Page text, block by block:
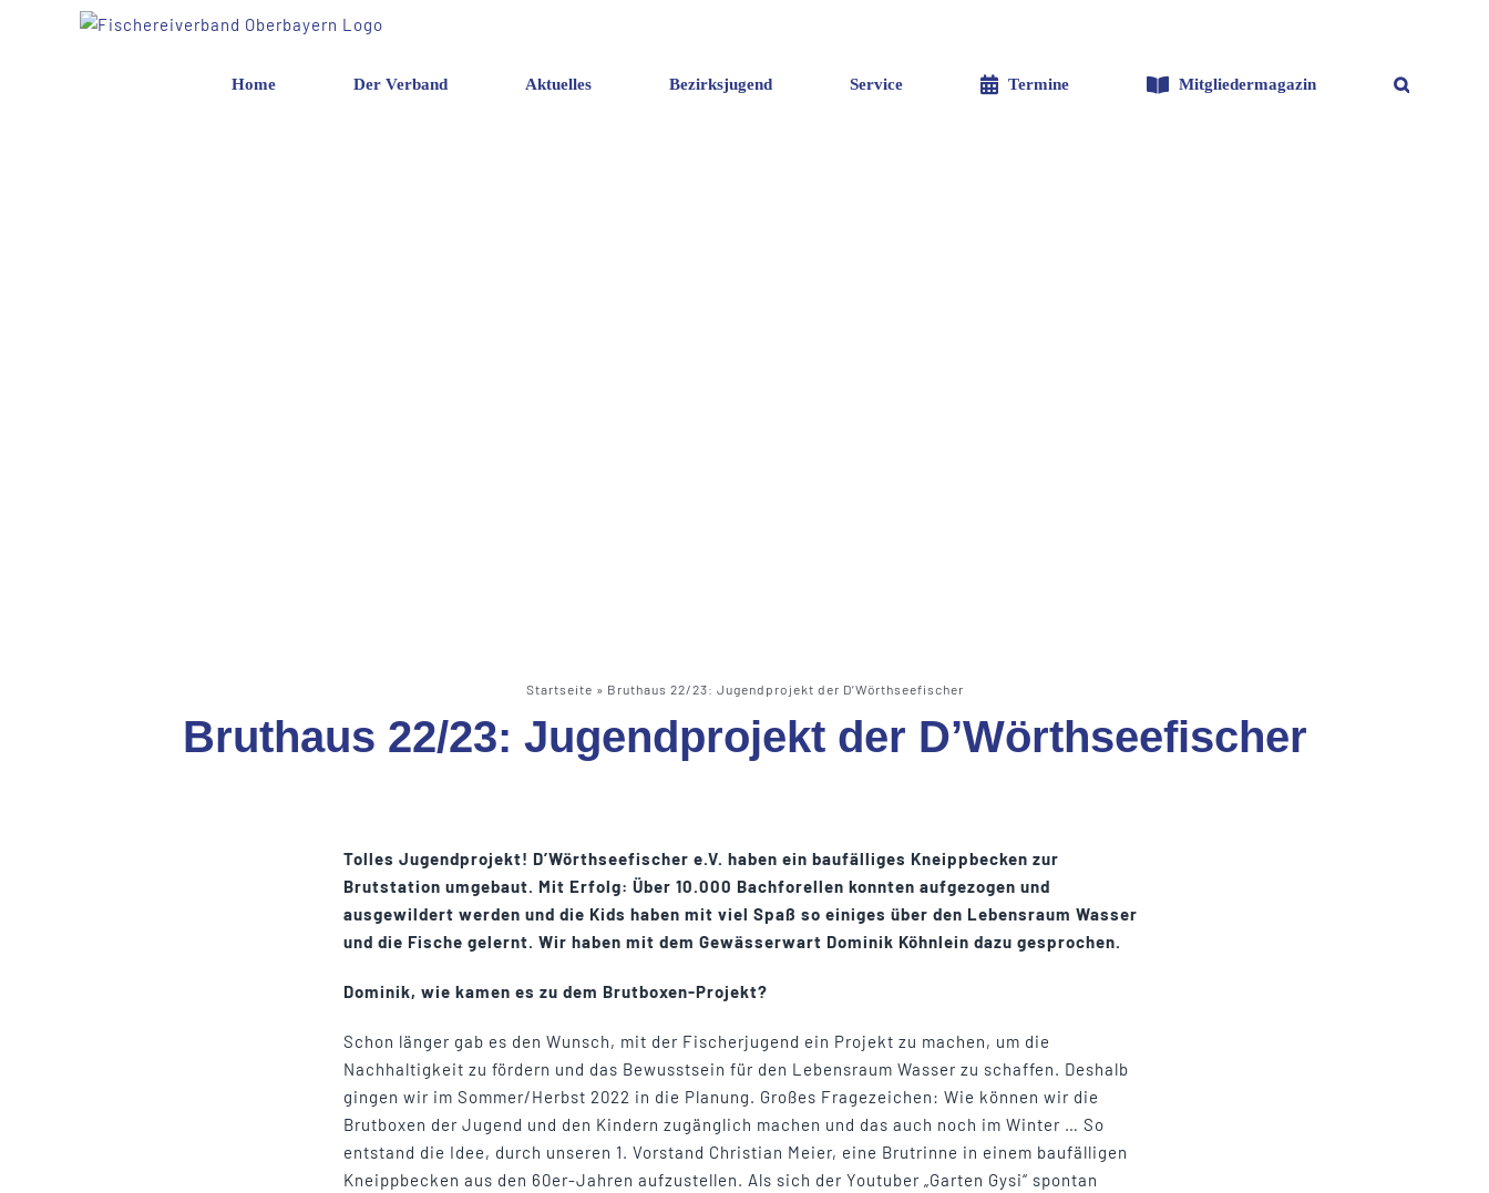
Home Der Verband Aktuelles Bezirksjugend Service Termine Mitgliedermagazin
Startseite » Bruthaus 22/23: Jugendprojekt der D’Wörthseefischer
Bruthaus 22/23: Jugendprojekt der D’Wörthseefischer
Tolles Jugendprojekt! D’Wörthseefischer e.V. haben ein baufälliges Kneippbecken zur
Brutstation umgebaut. Mit Erfolg: Über 10.000 Bachforellen konnten aufgezogen und
ausgewildert werden und die Kids haben mit viel Spaß so einiges über den Lebensraum Wasser
und die Fische gelernt. Wir haben mit dem Gewässerwart Dominik Köhnlein dazu gesprochen.
Dominik, wie kamen es zu dem Brutboxen-Projekt?
Schon länger gab es den Wunsch, mit der Fischerjugend ein Projekt zu machen, um die
Nachhaltigkeit zu fördern und das Bewusstsein für den Lebensraum Wasser zu schaffen. Deshalb
gingen wir im Sommer/Herbst 2022 in die Planung. Großes Fragezeichen: Wie können wir die
Brutboxen der Jugend und den Kindern zugänglich machen und das auch noch im Winter … So
entstand die Idee, durch unseren 1. Vorstand Christian Meier, eine Brutrinne in einem baufälligen
Kneippbecken aus den 60er-Jahren aufzustellen. Als sich der Youtuber „Garten Gysi“ spontan